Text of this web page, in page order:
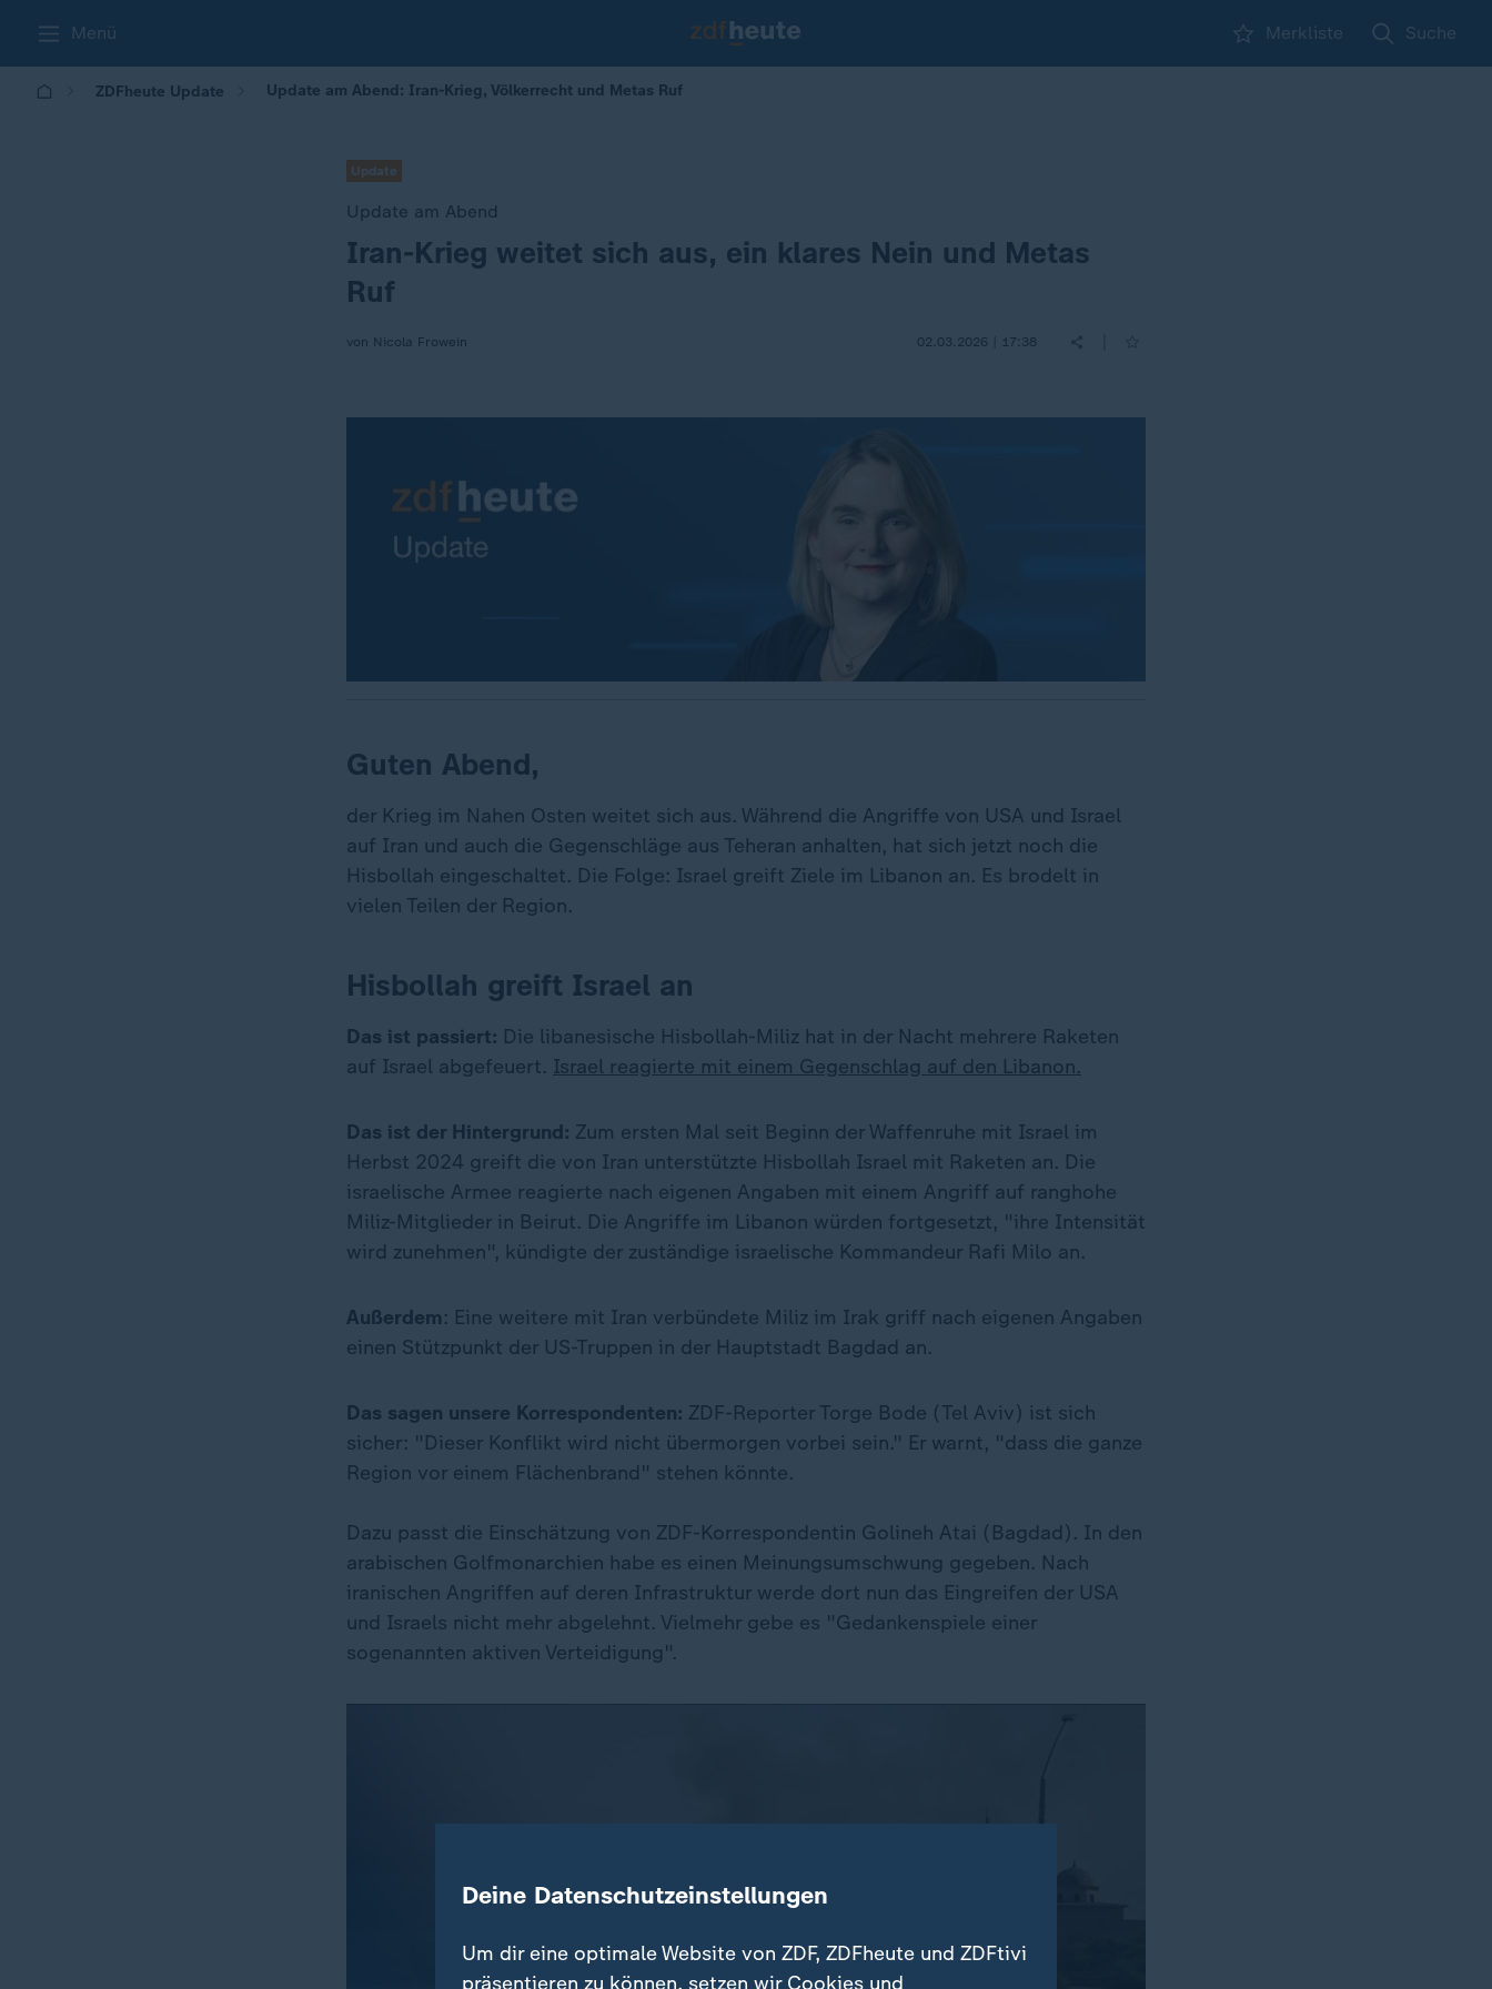
Menü Merkliste Suche
ZDFheute Update Update am Abend: Iran-Krieg, Völkerrecht und Metas Ruf
Update
Update am Abend
:Iran-Krieg weitet sich aus, ein klares Nein und Metas
Ruf
von Nicola Frowein 02.03.2026 | 17:38
Guten Abend,
der Krieg im Nahen Osten weitet sich aus. Während die Angriffe von USA und Israel
auf Iran und auch die Gegenschläge aus Teheran anhalten, hat sich jetzt noch die
Hisbollah eingeschaltet. Die Folge: Israel greift Ziele im Libanon an. Es brodelt in
vielen Teilen der Region.
Hisbollah greift Israel an
Das ist passiert: Die libanesische Hisbollah-Miliz hat in der Nacht mehrere Raketen
auf Israel abgefeuert. Israel reagierte mit einem Gegenschlag auf den Libanon.
Das ist der Hintergrund: Zum ersten Mal seit Beginn der Waffenruhe mit Israel im
Herbst 2024 greift die von Iran unterstützte Hisbollah Israel mit Raketen an. Die
israelische Armee reagierte nach eigenen Angaben mit einem Angriff auf ranghohe
Miliz-Mitglieder in Beirut. Die Angriffe im Libanon würden fortgesetzt, "ihre Intensität
wird zunehmen", kündigte der zuständige israelische Kommandeur Rafi Milo an.
Außerdem: Eine weitere mit Iran verbündete Miliz im Irak griff nach eigenen Angaben
einen Stützpunkt der US-Truppen in der Hauptstadt Bagdad an.
Das sagen unsere Korrespondenten: ZDF-Reporter Torge Bode (Tel Aviv) ist sich
sicher: "Dieser Konflikt wird nicht übermorgen vorbei sein." Er warnt, "dass die ganze
Region vor einem Flächenbrand" stehen könnte.
Dazu passt die Einschätzung von ZDF-Korrespondentin Golineh Atai (Bagdad). In den
arabischen Golfmonarchien habe es einen Meinungsumschwung gegeben. Nach
iranischen Angriffen auf deren Infrastruktur werde dort nun das Eingreifen der USA
und Israels nicht mehr abgelehnt. Vielmehr gebe es "Gedankenspiele einer
sogenannten aktiven Verteidigung".
Deine Datenschutzeinstellungen
Um dir eine optimale Website von ZDF, ZDFheute und ZDFtivi
präsentieren zu können, setzen wir Cookies und